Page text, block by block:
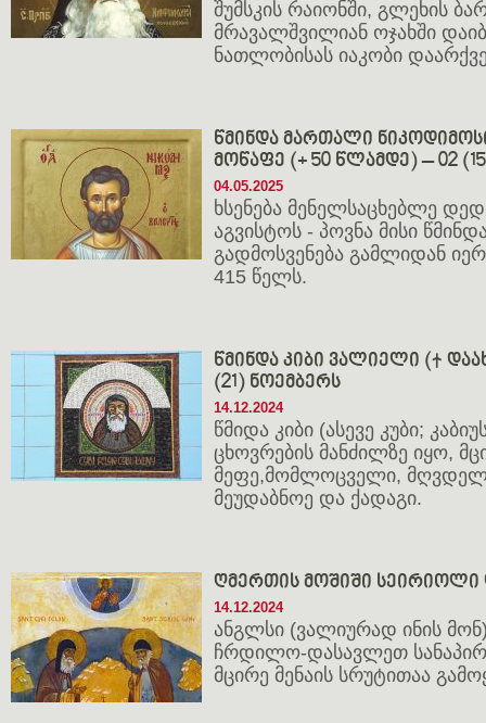
შუმსკის რაიონში, გლეხის
მრავალშვილიან ოჯახში
ნათლობისას იაკობი
წმინდა მართალი
მოწაფე (+ 50 წლამდე) – 02
04.05.2025
ხსენება მენელსაცხებლე
აგვისტოს - პოვნა მისი
გადმოსვენება გამლიდან
415 წელს.
წმინდა კიბი ვალიელი (†
(21) ნოემბერს
14.12.2024
წმიდა კიბი (ასევე კუბი;
ცხოვრების მანძილზე იყო,
მეფე,მომლოცველი,
მეუდაბნოე და ქადაგი.
ღმერთის მოშიში სეირიოლი
14.12.2024
ანგლსი (ვალიურად ინის
ჩრდილო-დასავლეთ
მცირე მენაის სრუტითაა